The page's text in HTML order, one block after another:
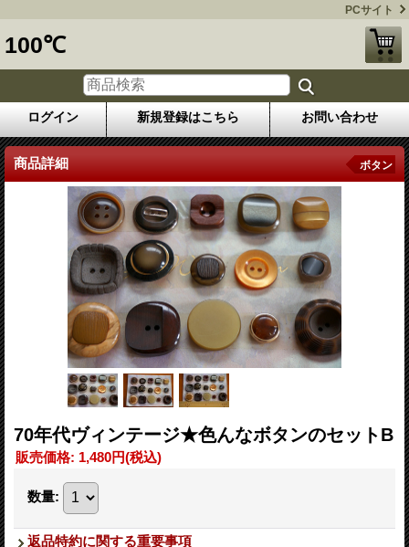
PCサイト
100℃
ログイン 新規登録はこちら お問い合わせ
商品詳細 ボタン
70年代ヴィンテージ★色んなボタンのセットB
販売価格: 1,480円(税込)
数量:
返品特約に関する重要事項